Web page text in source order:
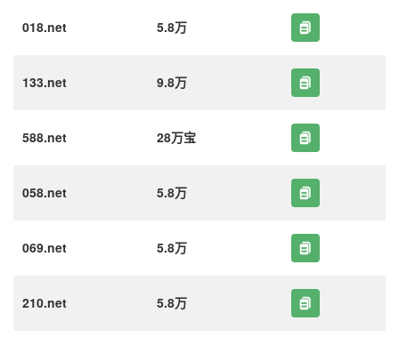
018.net 5.8万
133.net 9.8万
588.net 28万宝
058.net 5.8万
069.net 5.8万
210.net 5.8万